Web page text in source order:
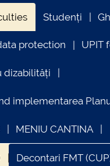
Studenți
protection UPIT
dizabilități
implementarea
MENIU CANTINA
Decontari FMT